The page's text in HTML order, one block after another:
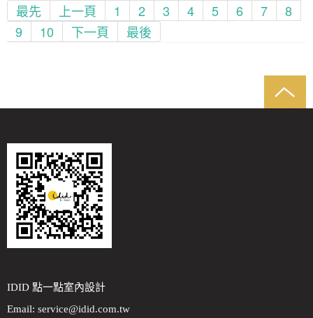
最先
上一頁 1 2 3 4 5 6 7
8
9
10 下一頁 最後
IDID 點一點室內設計
Email: service@idid.com.tw